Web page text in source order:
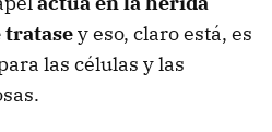
tratasey eso, claro está, es
las células y las